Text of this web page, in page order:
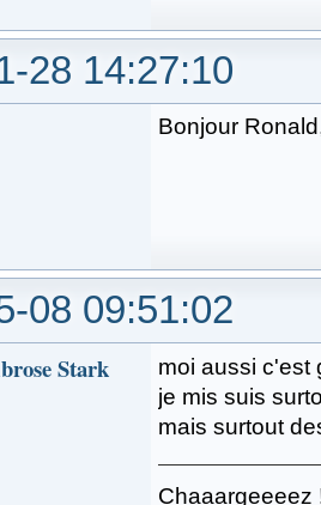
28 14:27:10
Bonjour
08 09:51:02
Stark
moi aussi c'est
je mis suis
mais surtout
Chaaargeeeez